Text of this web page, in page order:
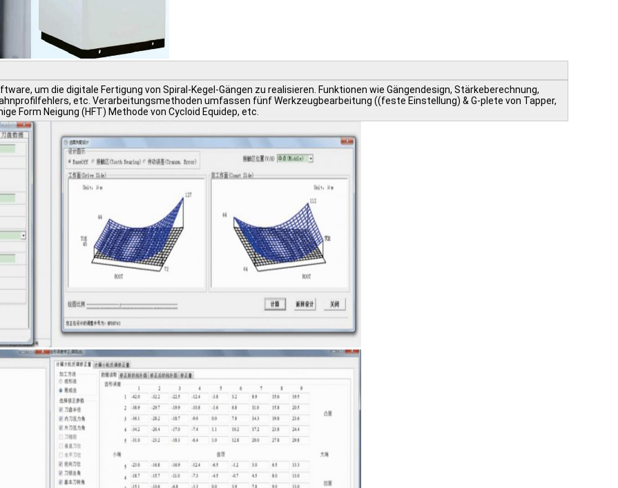
um die digitale Fertigung von Spiral-Kegel-Gängen zu realisieren. Funktionen wie Gängendesign, Stärkeberechnung,
etc. Verarbeitungsmethoden umfassen fünf Werkzeugbearbeitung ((feste Einstellung) & G-plete von Tapper,
Form Neigung (HFT) Methode von Cycloid Equidep, etc.